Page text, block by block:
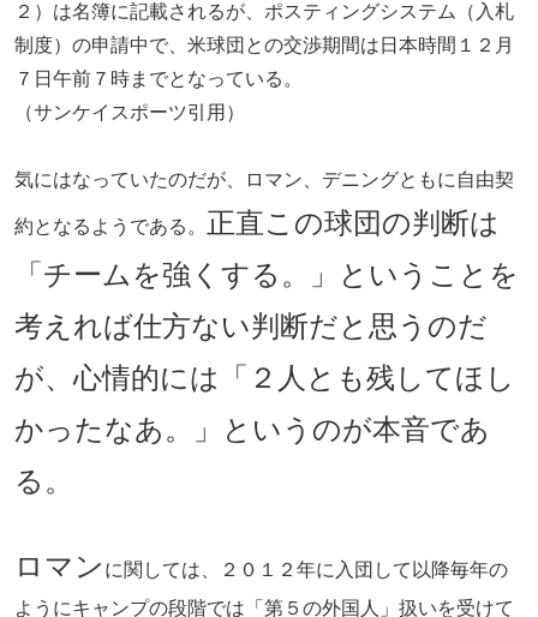
２）は名簿に記載されるが、ポスティングシステム（入札
制度）の申請中で、米球団との交渉期間は日本時間１２月
７日午前７時までとなっている。
（サンケイスポーツ引用）
気にはなっていたのだが、ロマン、デニングともに自由契
約となるようである。 正直この球団の判断は
「チームを強くする。」ということを
考えれば仕方ない判断だと思うのだ
が、心情的には「２人とも残してほし
かったなあ。」というのが本音であ
る。
ロマン に関しては、２０１２年に入団して以降毎年の
ようにキャンプの段階では「第５の外国人」扱いを受けて